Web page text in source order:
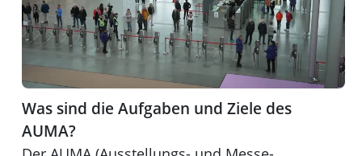
Was sind die Aufgaben und Ziele des
AUMA?